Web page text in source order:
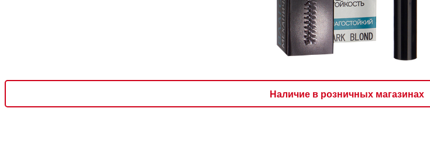
Наличие в розничных магазинах